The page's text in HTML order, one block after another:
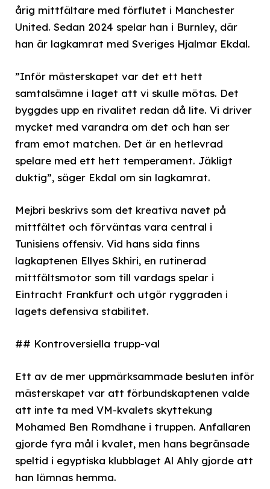
årig mittfältare med förflutet i Manchester
United. Sedan 2024 spelar han i Burnley, där
han är lagkamrat med Sveriges Hjalmar Ekdal.
”Inför mästerskapet var det ett hett
samtalsämne i laget att vi skulle mötas. Det
byggdes upp en rivalitet redan då lite. Vi driver
mycket med varandra om det och han ser
fram emot matchen. Det är en hetlevrad
spelare med ett hett temperament. Jäkligt
duktig”, säger Ekdal om sin lagkamrat.
Mejbri beskrivs som det kreativa navet på
mittfältet och förväntas vara central i
Tunisiens offensiv. Vid hans sida finns
lagkaptenen Ellyes Skhiri, en rutinerad
mittfältsmotor som till vardags spelar i
Eintracht Frankfurt och utgör ryggraden i
lagets defensiva stabilitet.
## Kontroversiella trupp-val
Ett av de mer uppmärksammade besluten inför
mästerskapet var att förbundskaptenen valde
att inte ta med VM-kvalets skyttekung
Mohamed Ben Romdhane i truppen. Anfallaren
gjorde fyra mål i kvalet, men hans begränsade
speltid i egyptiska klubblaget Al Ahly gjorde att
han lämnas hemma.